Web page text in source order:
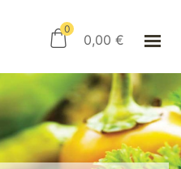
ESHOP
AKO NAKUPOVAŤ
KAMENNÝ OBCHOD
KONTAKT
0
0,00 €
PRIHLÁSENIE